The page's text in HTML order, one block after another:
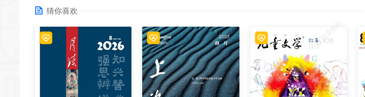
猜你喜欢
微刊杂志社
微刊杂志社